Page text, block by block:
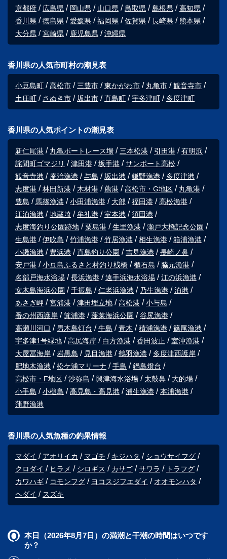
京都府
広島県 岡山県 山口県 鳥取県 島根県
高知県
香川県
徳島県 愛媛県 福岡県 佐賀県 長崎県
熊本県
大分県
宮崎県 鹿児島県 沖縄県
香川県の人気市町村の潮見表
小豆島町 高松市 三豊市 東かがわ市 丸亀市
観音寺市
土庄町
さぬき市 坂出市 直島町 宇多津町 多度津町
香川県の人気ポイントの潮見表
新仁尾港 丸亀ボートレース場 三本松港 引田港
有明浜
詫間町ゴマジリ
津田港 坂手港
サンポート高松
観音寺港
庵治漁港 与島 坂出港 鎌野漁港
多度津港
志度港
林田新港 木材港 薦港 高松市・G地区
丸亀港
豊島
馬篠漁港 小田浦漁港 大部 福田港
高松漁港
江泊漁港
地蔵埼 牟礼港 室本港
須田港
志度海釣り公園跡地
粟島港 生里漁港
瀬戸大橋記念公園
生島港
伊吹島 竹浦漁港 竹居漁港 相生漁港
箱浦漁港
小磯漁港
豊浜港 直島釣り公園 吉見漁港
長崎ノ鼻
安戸港
小豆島ふるさと村釣り桟橋 櫃石島
脇元漁港
名部戸海水浴場
長浜漁港 遠手浜海水浴場
江の浜漁港
女木島海浜公園
千振島 仁老浜漁港 乃生漁港
泊港
あさぎ岬
宮浦港 津田埋立地 高松港
小与島
番の州西護岸
箕浦港 蓬莱海浜公園
谷尻漁港
高瀬川河口
男木島灯台 牛島 青木 積浦漁港
篠尾漁港
宇多津1号緑地
高尻海岸 白方漁港 香田波止
室沖漁港
大屋冨海岸
岩黒島 見目漁港 鶴羽漁港
多度津西護岸
肥地木漁港
松ケ浦マリーナ 手島
鍋島燈台
高松市・F地区
沙弥島 興津海水浴場 太鼓鼻
大的場
小手島
小槌島 高見島・高見港 浦生漁港
本浦漁港
蒲野漁港
香川県の人気魚種の釣果情報
マダイ アオリイカ マゴチ キジハタ
ショウサイフグ
クロダイ
ヒラメ シロギス カサゴ サワラ
トラフグ
カワハギ
コモンフグ ヨコスジフエダイ
オオモンハタ
ヘダイ
スズキ
本日（2026年8月7日）の満潮と干潮の時間はいつです
か？